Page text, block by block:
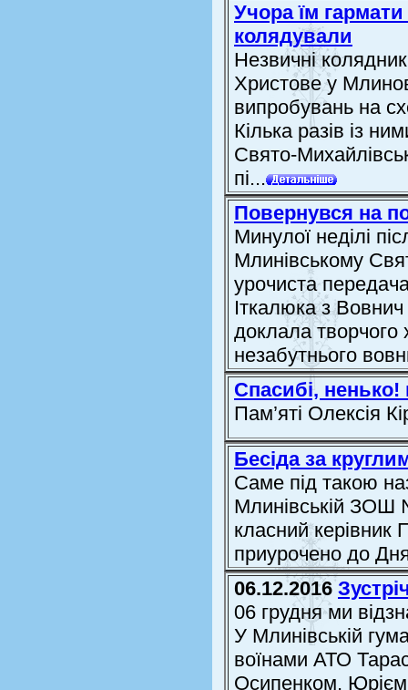
Учора їм
колядували
Незвичні
Христове у
випробувань на
Кілька разів із
Свято-
пі...
Повернувся на
Минулої неділі
Млинівському
урочиста
Іткалюка з
доклала творчого
незабутнього
Спасибі, ненько!
Пам’яті Олексія
Бесіда за
Саме під такою
Млинівській ЗОШ
класний керівник
приурочено до
06.12.2016
06 грудня ми
У Млинівській
воїнами АТО
Осипенком,